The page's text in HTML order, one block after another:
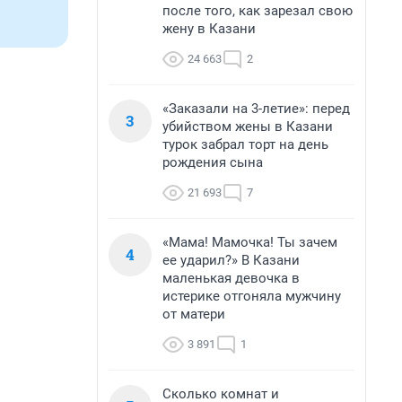
после того, как зарезал свою
жену в Казани
24 663 2
3
«Заказали на 3-летие»: перед
убийством жены в Казани
турок забрал торт на день
рождения сына
21 693 7
4
«Мама! Мамочка! Ты зачем
ее ударил?» В Казани
маленькая девочка в
истерике отгоняла мужчину
от матери
3 891 1
Сколько комнат и